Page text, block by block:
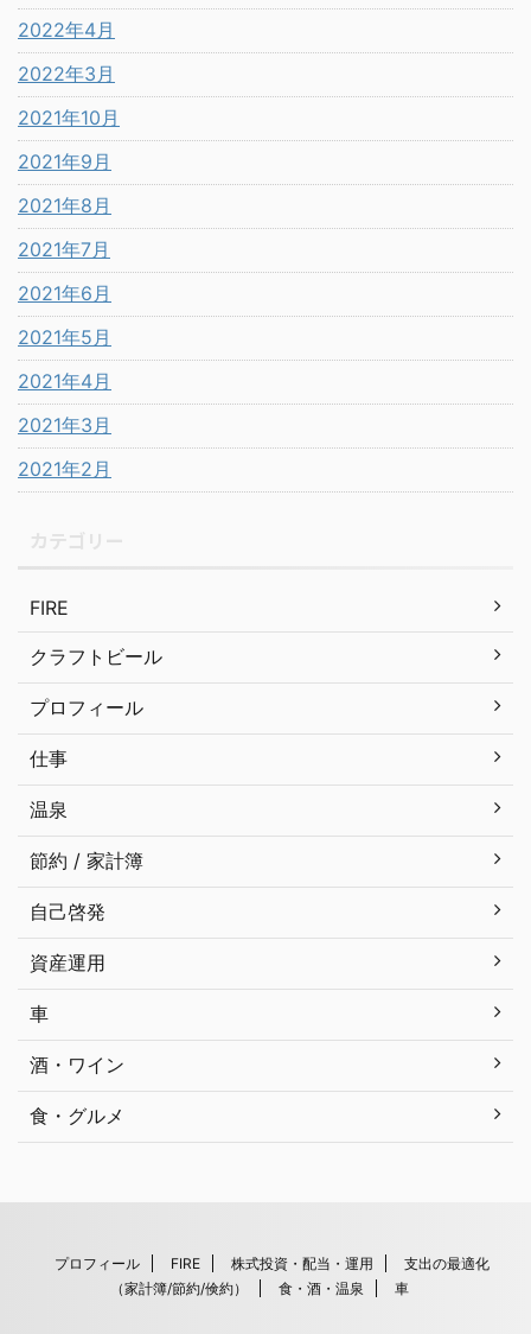
2022年4月
2022年3月
2021年10月
2021年9月
2021年8月
2021年7月
2021年6月
2021年5月
2021年4月
2021年3月
2021年2月
FIRE
クラフトビール
プロフィール
仕事
温泉
節約 / 家計簿
自己啓発
資産運用
車
酒・ワイン
食・グルメ
プロフィール FIRE 株式投資・配当・運用
支出の最適化
（家計簿/節約/倹約）
食・酒・温泉 車